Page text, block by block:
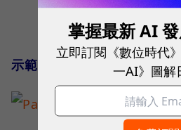
示範二；將折價兌換券加入
掌握最新 AI 發
立即訂閱《數位時代
一AI》圖解